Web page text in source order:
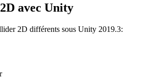
avec Unity
2D différents sous Unity 2019.3: